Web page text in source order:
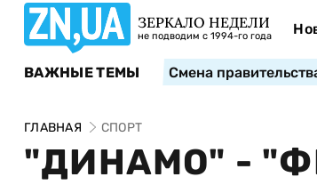
ЗЕРКАЛО НЕДЕЛИ
не подводим с 1994-го года
ВАЖНЫЕ ТЕМЫ Смена
ГЛАВНАЯ СПОРТ
"ДИНАМО" -